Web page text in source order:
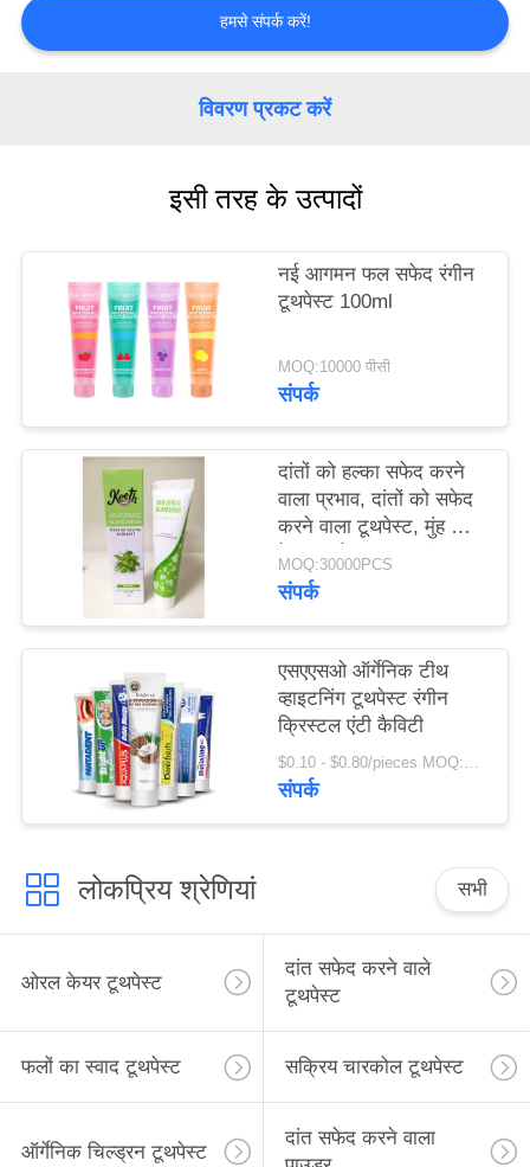
अनुरोध
करें
गोपनीयता
हमसे संपर्क करें!
विवरण प्रकट करें
इसी तरह के उत्पादों
नई आगमन फल सफेद रंगीन
टूथपेस्ट 100ml
MOQ:10000 पीसी
संपर्क
दांतों को हल्का सफेद करने
वाला प्रभाव, दांतों को सफेद
करने वाला टूथपेस्ट, मुंह की
देखभाल के प्रकार, दंत
चिकित्सा देखभाल उत्पाद 50
MOQ:30000PCS
संपर्क
एसएएसओ ऑर्गेनिक टीथ
व्हाइटनिंग टूथपेस्ट रंगीन
क्रिस्टल एंटी कैविटी
$0.10 - $0.80/pieces MOQ:500 टुकड़े
संपर्क
लोकप्रिय श्रेणियां सभी
ओरल केयर टूथपेस्ट
दांत सफेद करने वाले
टूथपेस्ट
फलों का स्वाद टूथपेस्ट सक्रिय चारकोल टूथपेस्ट
ऑर्गेनिक चिल्ड्रन टूथपेस्ट
दांत सफेद करने वाला